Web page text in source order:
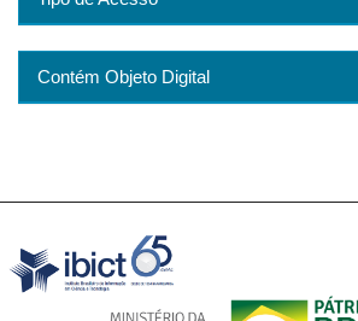
Contém Objeto Digital